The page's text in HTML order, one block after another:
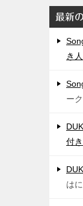
最新
き人
ーク
付
は